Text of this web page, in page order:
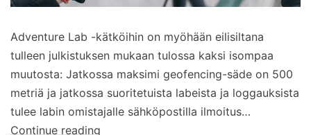
Adventure Lab -kätköihin on myöhään eilisiltana
tulleen julkistuksen mukaan tulossa kaksi isompaa
muutosta: Jatkossa maksimi geofencing-säde on 500
metriä ja jatkossa suoritetuista labeista ja loggauksista
tulee labin omistajalle sähköpostilla ilmoitus…
Continue reading